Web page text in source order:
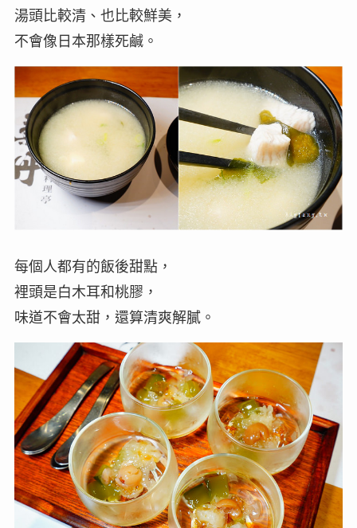
湯頭比較清、也比較鮮美，
不會像日本那樣死鹹。
每個人都有的飯後甜點，
裡頭是白木耳和桃膠，
味道不會太甜，還算清爽解膩。